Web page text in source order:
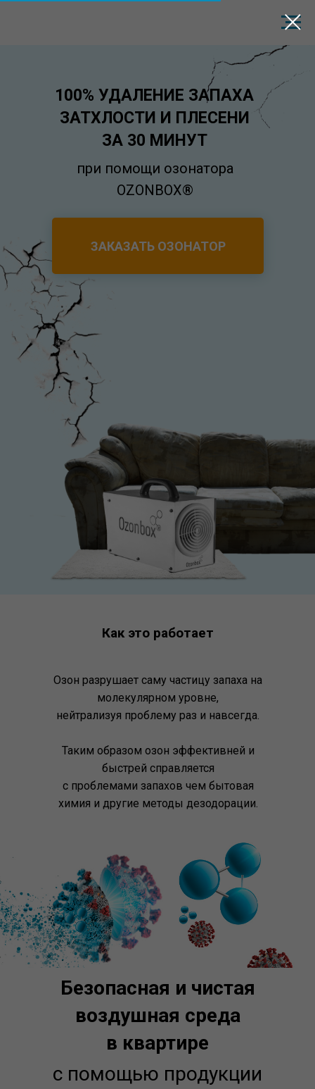
100% УДАЛЕНИЕ ЗАПАХА
ЗАТХЛОСТИ И ПЛЕСЕНИ
ЗА 30 МИНУТ
при помощи озонатора
OZONBOX®
ЗАКАЗАТЬ ОЗОНАТОР
Как это работает
Озон разрушает саму частицу запаха на
молекулярном уровне,
нейтрализуя проблему раз и навсегда.
Таким образом озон эффективней и
быстрей справляется
с проблемами запахов чем бытовая
химия и другие методы дезодорации.
Безопасная и чистая
воздушная среда
в квартире
с помощью продукции